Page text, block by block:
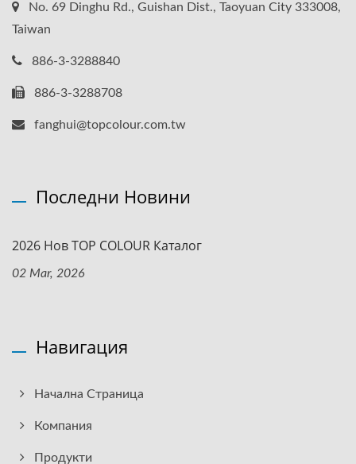
No. 69 Dinghu Rd., Guishan Dist., Taoyuan City 333008,
Taiwan
886-3-3288840
886-3-3288708
fanghui@topcolour.com.tw
Последни Новини
2026 Нов TOP COLOUR Каталог
02 Mar, 2026
Навигация
Начална Страница
Компания
Продукти